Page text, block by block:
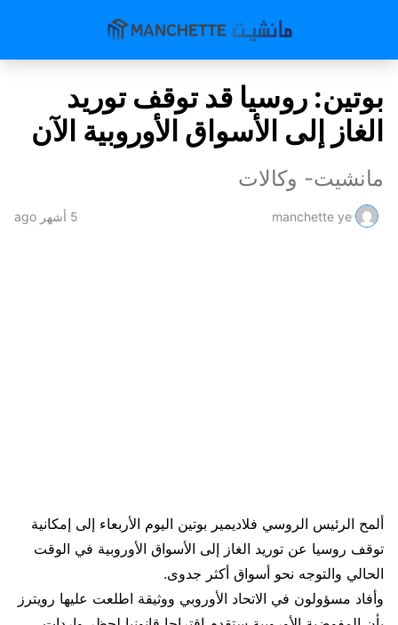
بوتين: روسيا قد توقف توريد
الغاز إلى الأسواق الأوروبية الآن
مانشيت- وكالات
manchette ye 5 أشهر ago
ألمح الرئيس الروسي فلاديمير بوتين اليوم الأربعاء ​إلى إمكانية
توقف روسيا عن ‌توريد الغاز إلى الأسواق الأوروبية في الوقت
الحالي والتوجه نحو أسواق أكثر جدوى.
وأفاد ​مسؤولون في الاتحاد الأوروبي ووثيقة اطلعت ​عليها رويترز